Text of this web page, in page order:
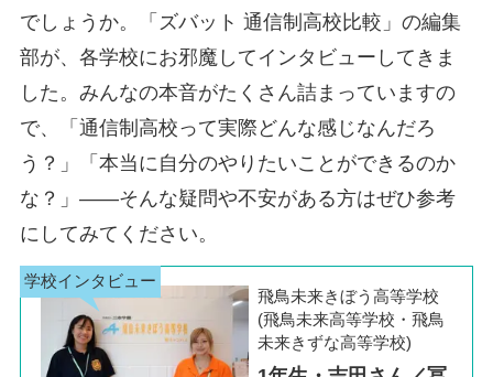
でしょうか。「ズバット 通信制高校比較」の編集
部が、各学校にお邪魔してインタビューしてきま
した。みんなの本音がたくさん詰まっていますの
で、「通信制高校って実際どんな感じなんだろ
う？」「本当に自分のやりたいことができるのか
な？」――そんな疑問や不安がある方はぜひ参考
にしてみてください。
飛鳥未来きぼう高等学校
(飛鳥未来高等学校・飛鳥
未来きずな高等学校)